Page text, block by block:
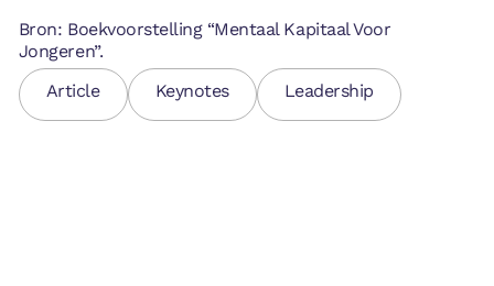
Bron: Boekvoorstelling “Mentaal Kapitaal Voor
Jongeren”.
Article
Keynotes Leadership